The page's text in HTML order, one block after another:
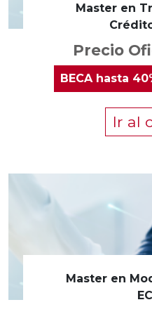
Master en
Precio
BECA hasta
Ir al
Master en